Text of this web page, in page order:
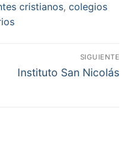
cristianos, colegios
SIGUIENTE
Entrada
Instituto San Nicolás